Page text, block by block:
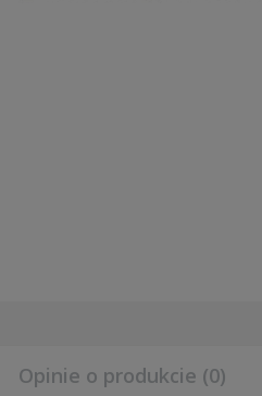
Opinie o produkcie (0)